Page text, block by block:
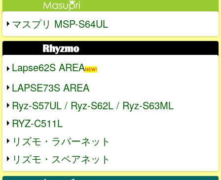
マスプリ MSP-S64UL
Lapse62S AREANEW!
LAPSE73S AREA
Ryz-S57UL / Ryz-S62L / Ryz-S63ML
RYZ-C511L
リズモ・ラバーネット
リズモ・スペアネット